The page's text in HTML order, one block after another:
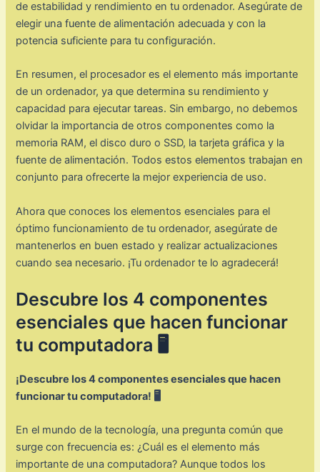
de estabilidad y rendimiento en tu ordenador. Asegúrate de
elegir una fuente de alimentación adecuada y con la
potencia suficiente para tu configuración.
En resumen, el procesador es el elemento más importante
de un ordenador, ya que determina su rendimiento y
capacidad para ejecutar tareas. Sin embargo, no debemos
olvidar la importancia de otros componentes como la
memoria RAM, el disco duro o SSD, la tarjeta gráfica y la
fuente de alimentación. Todos estos elementos trabajan en
conjunto para ofrecerte la mejor experiencia de uso.
Ahora que conoces los elementos esenciales para el
óptimo funcionamiento de tu ordenador, asegúrate de
mantenerlos en buen estado y realizar actualizaciones
cuando sea necesario. ¡Tu ordenador te lo agradecerá!
Descubre los 4 componentes
esenciales que hacen funcionar
tu computadora 🖥️
¡Descubre los 4 componentes esenciales que hacen
funcionar tu computadora! 🖥️
En el mundo de la tecnología, una pregunta común que
surge con frecuencia es: ¿Cuál es el elemento más
importante de una computadora? Aunque todos los